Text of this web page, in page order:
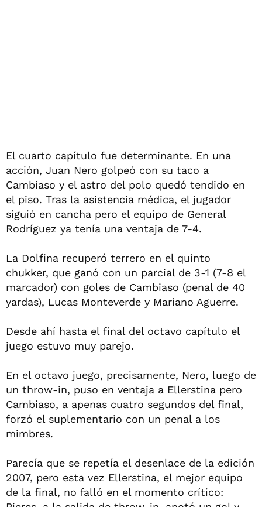
El cuarto capítulo fue determinante. En una
acción, Juan Nero golpeó con su taco a
Cambiaso y el astro del polo quedó tendido en
el piso. Tras la asistencia médica, el jugador
siguió en cancha pero el equipo de General
Rodríguez ya tenía una ventaja de 7-4.
La Dolfina recuperó terrero en el quinto
chukker, que ganó con un parcial de 3-1 (7-8 el
marcador) con goles de Cambiaso (penal de 40
yardas), Lucas Monteverde y Mariano Aguerre.
Desde ahí hasta el final del octavo capítulo el
juego estuvo muy parejo.
En el octavo juego, precisamente, Nero, luego de
un throw-in, puso en ventaja a Ellerstina pero
Cambiaso, a apenas cuatro segundos del final,
forzó el suplementario con un penal a los
mimbres.
Parecía que se repetía el desenlace de la edición
2007, pero esta vez Ellerstina, el mejor equipo
de la final, no falló en el momento crítico: